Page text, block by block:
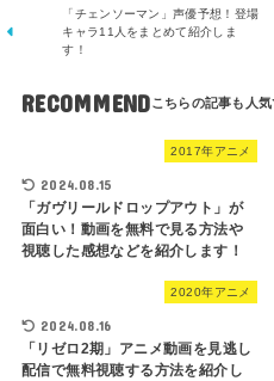
「チェンソーマン」声優予想！登場
キャラ11人をまとめて紹介しま
す！
RECOMMEND
2017年アニメ
2024.08.15
「ガヴリールドロップアウト」が
面白い！動画を無料で見る方法や
視聴した感想などを紹介します！
2020年アニメ
2024.08.16
「リゼロ2期」アニメ動画を見逃し
配信で無料視聴する方法を紹介し